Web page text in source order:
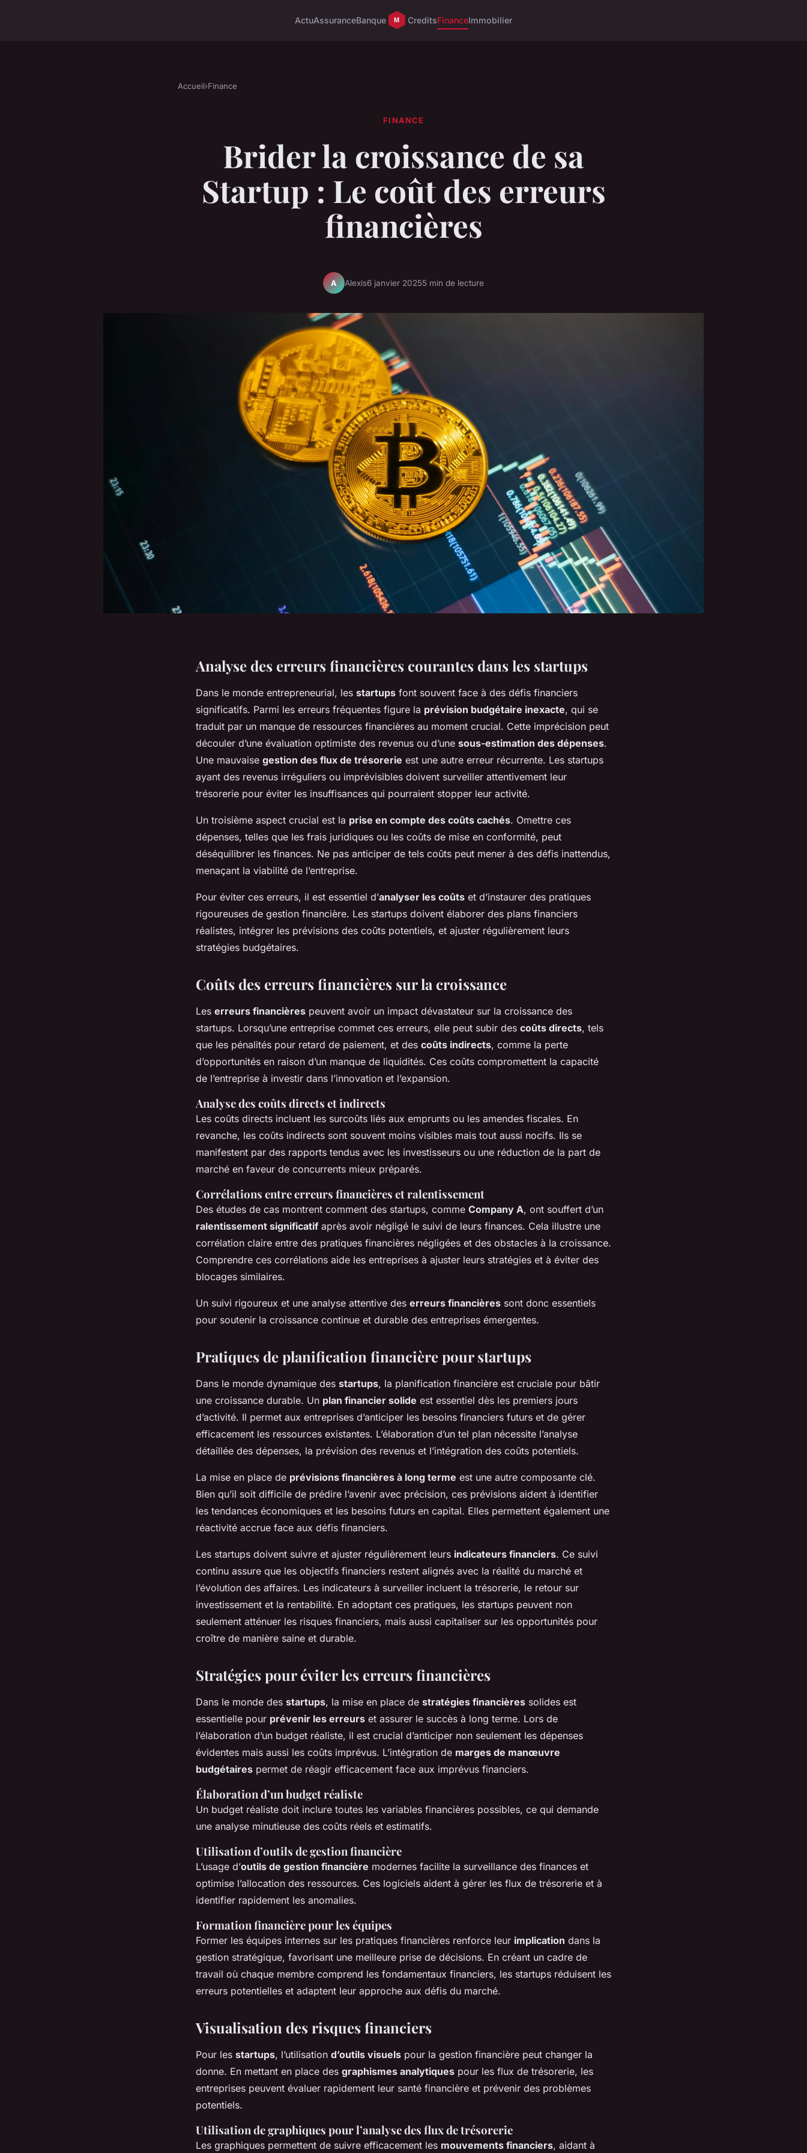
ActuAssuranceBanque CreditsFinanceImmobilier
Accueil›Finance
FINANCE
Brider la croissance de sa
Startup : Le coût des erreurs
financières
A Alexis6 janvier 20255 min de lecture
Analyse des erreurs financières courantes dans les startups
Dans le monde entrepreneurial, les startups font souvent face à des défis financiers
significatifs. Parmi les erreurs fréquentes figure la prévision budgétaire inexacte, qui se
traduit par un manque de ressources financières au moment crucial. Cette imprécision peut
découler d’une évaluation optimiste des revenus ou d’une sous-estimation des dépenses.
Une mauvaise gestion des flux de trésorerie est une autre erreur récurrente. Les startups
ayant des revenus irréguliers ou imprévisibles doivent surveiller attentivement leur
trésorerie pour éviter les insuffisances qui pourraient stopper leur activité.
Un troisième aspect crucial est la prise en compte des coûts cachés. Omettre ces
dépenses, telles que les frais juridiques ou les coûts de mise en conformité, peut
déséquilibrer les finances. Ne pas anticiper de tels coûts peut mener à des défis inattendus,
menaçant la viabilité de l’entreprise.
Pour éviter ces erreurs, il est essentiel d’analyser les coûts et d’instaurer des pratiques
rigoureuses de gestion financière. Les startups doivent élaborer des plans financiers
réalistes, intégrer les prévisions des coûts potentiels, et ajuster régulièrement leurs
stratégies budgétaires.
Coûts des erreurs financières sur la croissance
Les erreurs financières peuvent avoir un impact dévastateur sur la croissance des
startups. Lorsqu’une entreprise commet ces erreurs, elle peut subir des coûts directs, tels
que les pénalités pour retard de paiement, et des coûts indirects, comme la perte
d’opportunités en raison d’un manque de liquidités. Ces coûts compromettent la capacité
de l’entreprise à investir dans l’innovation et l’expansion.
Analyse des coûts directs et indirects
Les coûts directs incluent les surcoûts liés aux emprunts ou les amendes fiscales. En
revanche, les coûts indirects sont souvent moins visibles mais tout aussi nocifs. Ils se
manifestent par des rapports tendus avec les investisseurs ou une réduction de la part de
marché en faveur de concurrents mieux préparés.
Corrélations entre erreurs financières et ralentissement
Des études de cas montrent comment des startups, comme Company A, ont souffert d’un
ralentissement significatif après avoir négligé le suivi de leurs finances. Cela illustre une
corrélation claire entre des pratiques financières négligées et des obstacles à la croissance.
Comprendre ces corrélations aide les entreprises à ajuster leurs stratégies et à éviter des
blocages similaires.
Un suivi rigoureux et une analyse attentive des erreurs financières sont donc essentiels
pour soutenir la croissance continue et durable des entreprises émergentes.
Pratiques de planification financière pour startups
Dans le monde dynamique des startups, la planification financière est cruciale pour bâtir
une croissance durable. Un plan financier solide est essentiel dès les premiers jours
d’activité. Il permet aux entreprises d’anticiper les besoins financiers futurs et de gérer
efficacement les ressources existantes. L’élaboration d’un tel plan nécessite l’analyse
détaillée des dépenses, la prévision des revenus et l’intégration des coûts potentiels.
La mise en place de prévisions financières à long terme est une autre composante clé.
Bien qu’il soit difficile de prédire l’avenir avec précision, ces prévisions aident à identifier
les tendances économiques et les besoins futurs en capital. Elles permettent également une
réactivité accrue face aux défis financiers.
Les startups doivent suivre et ajuster régulièrement leurs indicateurs financiers. Ce suivi
continu assure que les objectifs financiers restent alignés avec la réalité du marché et
l’évolution des affaires. Les indicateurs à surveiller incluent la trésorerie, le retour sur
investissement et la rentabilité. En adoptant ces pratiques, les startups peuvent non
seulement atténuer les risques financiers, mais aussi capitaliser sur les opportunités pour
croître de manière saine et durable.
Stratégies pour éviter les erreurs financières
Dans le monde des startups, la mise en place de stratégies financières solides est
essentielle pour prévenir les erreurs et assurer le succès à long terme. Lors de
l’élaboration d’un budget réaliste, il est crucial d’anticiper non seulement les dépenses
évidentes mais aussi les coûts imprévus. L’intégration de marges de manœuvre
budgétaires permet de réagir efficacement face aux imprévus financiers.
Élaboration d’un budget réaliste
Un budget réaliste doit inclure toutes les variables financières possibles, ce qui demande
une analyse minutieuse des coûts réels et estimatifs.
Utilisation d’outils de gestion financière
L’usage d’outils de gestion financière modernes facilite la surveillance des finances et
optimise l’allocation des ressources. Ces logiciels aident à gérer les flux de trésorerie et à
identifier rapidement les anomalies.
Formation financière pour les équipes
Former les équipes internes sur les pratiques financières renforce leur implication dans la
gestion stratégique, favorisant une meilleure prise de décisions. En créant un cadre de
travail où chaque membre comprend les fondamentaux financiers, les startups réduisent les
erreurs potentielles et adaptent leur approche aux défis du marché.
Visualisation des risques financiers
Pour les startups, l’utilisation d’outils visuels pour la gestion financière peut changer la
donne. En mettant en place des graphismes analytiques pour les flux de trésorerie, les
entreprises peuvent évaluer rapidement leur santé financière et prévenir des problèmes
potentiels.
Utilisation de graphiques pour l’analyse des flux de trésorerie
Les graphiques permettent de suivre efficacement les mouvements financiers, aidant à